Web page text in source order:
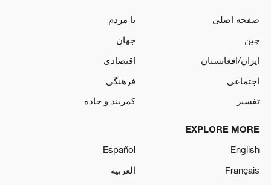
صفحه اصلی
با مردم
چین
جهان
ایران/افغانستان
اقتصادی
اجتماعی
فرهنگی
تفسیر
کمربند و جاده
EXPLORE MORE
English
Español
Français
العربية